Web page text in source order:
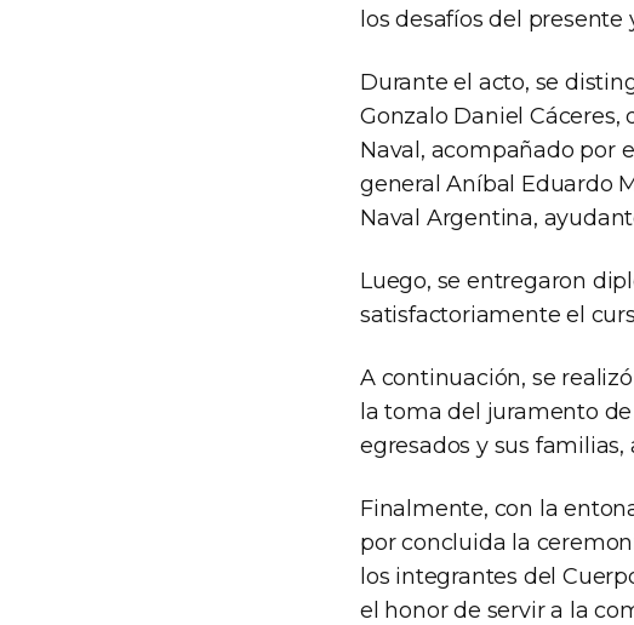
los desafíos del
Durante el acto, se
Gonzalo Daniel
Naval, acompañado por
general Aníbal Eduardo
Naval Argentina,
Luego, se entregaron
satisfactoriamente el
A continuación, se
la toma del juramento
egresados y sus
Finalmente, con la
por concluida la
los integrantes del
el honor de servir a la